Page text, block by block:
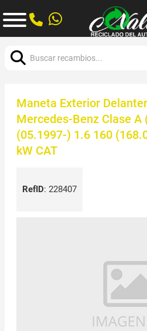
Maneta Exterior
Mercedes-Benz Clase A
(05.1997-) 1.6 160
kW CAT
RefID: 228407